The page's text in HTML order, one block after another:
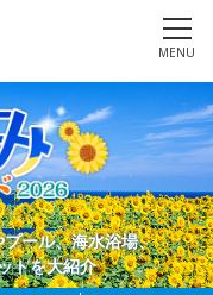
MENU
ール、海水浴場、
トを大紹介